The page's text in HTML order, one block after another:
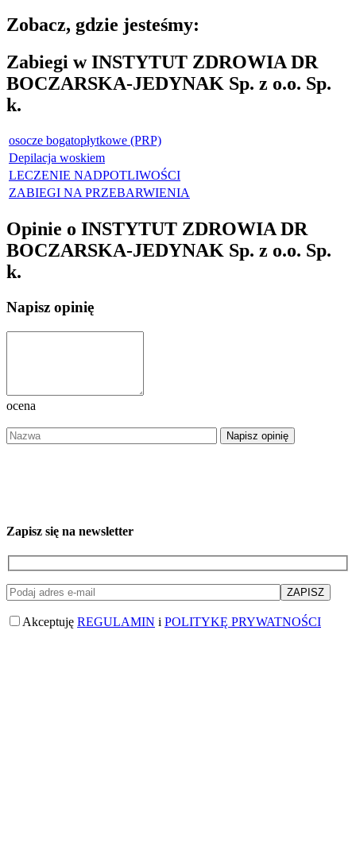
Zobacz, gdzie jesteśmy:
Zabiegi w INSTYTUT ZDROWIA DR
BOCZARSKA-JEDYNAK Sp. z o.o. Sp.
k.
osocze bogatopłytkowe (PRP)
Depilacja woskiem
LECZENIE NADPOTLIWOŚCI
ZABIEGI NA PRZEBARWIENIA
Opinie o INSTYTUT ZDROWIA DR
BOCZARSKA-JEDYNAK Sp. z o.o. Sp.
k.
Napisz opinię
ocena
Zapisz się na newsletter
Akceptuję REGULAMIN i POLITYKĘ PRYWATNOŚCI